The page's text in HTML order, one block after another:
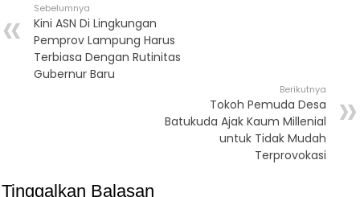
Sebelumnya
Kini ASN Di Lingkungan
Pemprov Lampung Harus
Terbiasa Dengan Rutinitas
Gubernur Baru
Berikutnya
Tokoh Pemuda Desa
Batukuda Ajak Kaum Millenial
untuk Tidak Mudah
Terprovokasi
Tinggalkan Balasan